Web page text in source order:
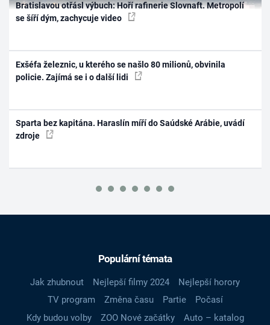
Bratislavou otřásl výbuch: Hoří rafinerie Slovnaft. Metropolí
se šíří dým, zachycuje video
Exšéfa železnic, u kterého se našlo 80 milionů, obvinila
policie. Zajímá se i o další lidi
Sparta bez kapitána. Haraslín míří do Saúdské Arábie, uvádí
zdroje
Populární témata
Jak zhubnout Nejlepší filmy 2024
Nejlepší horory
TV program
Změna času Partie
Počasí
Kdy budou volby
ZOO Nové začátky
Auto – katalog